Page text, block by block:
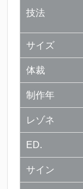
技法
サイズ
体裁
制作年
レゾネ
ED.
サイン